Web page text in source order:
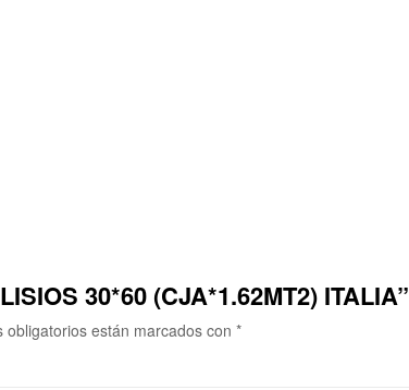
30*60 (CJA*1.62MT2) ITALIA”
obligatorios están marcados con *